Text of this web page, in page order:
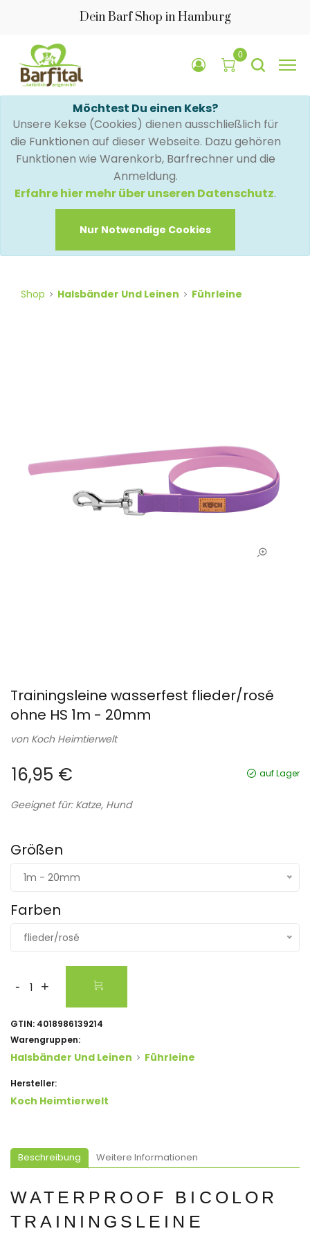
Dein Barf Shop in Hamburg
0
Möchtest Du einen Keks?
Unsere Kekse (Cookies) dienen ausschließlich für
die Funktionen auf dieser Webseite. Dazu gehören
Funktionen wie Warenkorb, Barfrechner und die
Anmeldung.
Erfahre hier mehr über unseren Datenschutz.
Nur Notwendige Cookies
Shop Halsbänder Und Leinen Führleine
Trainingsleine wasserfest flieder/rosé
ohne HS 1m - 20mm
von Koch Heimtierwelt
16,95 € auf Lager
Geeignet für: Katze, Hund
Größen
1m - 20mm
Farben
flieder/rosé
- +
GTIN: 4018986139214
Warengruppen:
Halsbänder Und Leinen Führleine
Hersteller:
Koch Heimtierwelt
Beschreibung Weitere Informationen
WATERPROOF BICOLOR
TRAININGSLEINE